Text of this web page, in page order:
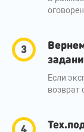
Если
возврат